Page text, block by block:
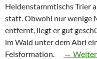
Heidenstammtischs Trier
statt. Obwohl nur wenige
entfernt, liegt er gut
im Wald unter dem Abri
Felsformation.
→